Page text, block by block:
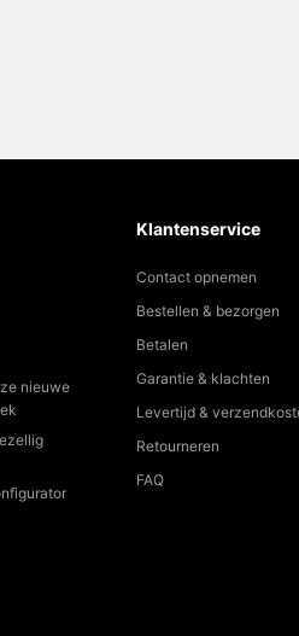
nieuwe
Contact opnemen
Bestellen & bezorgen
Betalen
Garantie & klachten
Levertijd & verzendkosten
Retourneren
FAQ